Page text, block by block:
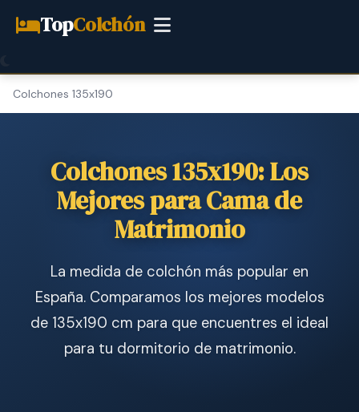
TopColchón
Colchones 135x190
Colchones 135x190: Los
Mejores para Cama de
Matrimonio
La medida de colchón más popular en
España. Comparamos los mejores modelos
de 135x190 cm para que encuentres el ideal
para tu dormitorio de matrimonio.